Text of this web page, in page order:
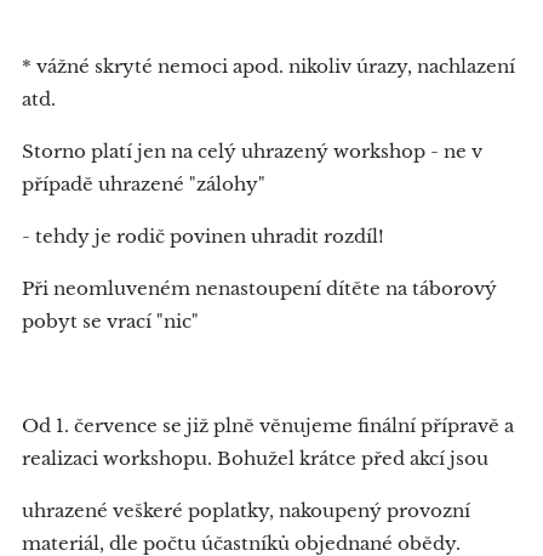
* vážné skryté nemoci apod. nikoliv úrazy, nachlazení
atd.
Storno platí jen na celý uhrazený workshop - ne v
případě uhrazené "zálohy"
- tehdy je rodič povinen uhradit rozdíl!
Při neomluveném nenastoupení dítěte na táborový
pobyt se vrací "nic"
Od 1. července se již plně věnujeme finální přípravě a
realizaci workshopu. Bohužel krátce před akcí jsou
uhrazené veškeré poplatky, nakoupený provozní
materiál, dle počtu účastníků objednané obědy.